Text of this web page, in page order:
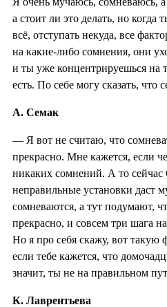
а стоит ли это делать, но
всё, отступать некуда, все
на какие-либо сомнения, они
и ты уже концентрируешься на
есть. По себе могу сказать, что
А. Семак
— Я вот не считаю, что
прекрасно. Мне кажется, если
никаких сомнений. А то сейчас
неправильные установки даст
сомневаются, а тут подумают,
прекрасно, и совсем три шага
Но я про себя скажу, вот такую
если тебе кажется, что
значит, ты не на правильном
К. Лаврентьева